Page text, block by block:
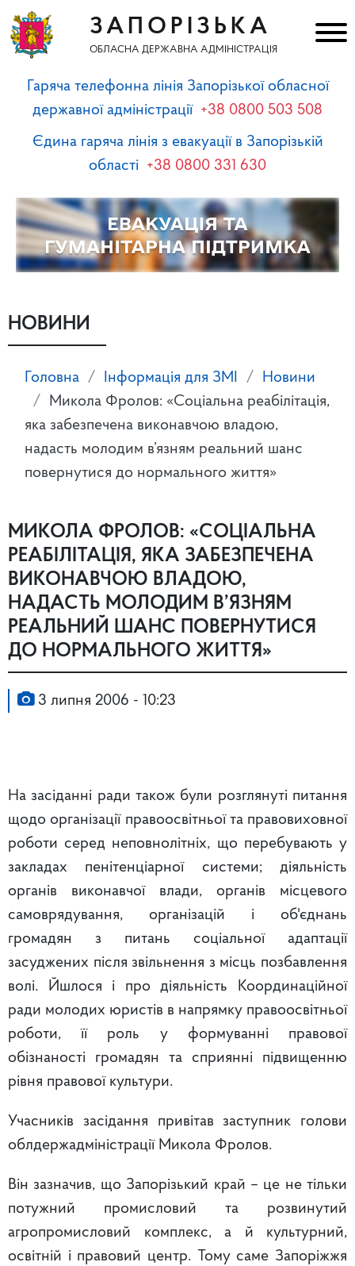
ЗАПОРІЗЬКА
ОБЛАСНА ДЕРЖАВНА АДМІНІСТРАЦІЯ
Гаряча телефонна лінія Запорізької обласної
державної адміністрації +38 0800 503 508
Єдина гаряча лінія з евакуації в Запорізькій
області +38 0800 331 630
НОВИНИ
Головна Інформація для ЗМІ
Новини
Микола Фролов: «Соціальна реабілітація,
яка забезпечена виконавчою владою,
надасть молодим в’язням реальний шанс
повернутися до нормального життя»
МИКОЛА ФРОЛОВ: «СОЦІАЛЬНА
РЕАБІЛІТАЦІЯ, ЯКА ЗАБЕЗПЕЧЕНА
ВИКОНАВЧОЮ ВЛАДОЮ,
НАДАСТЬ МОЛОДИМ В’ЯЗНЯМ
РЕАЛЬНИЙ ШАНС ПОВЕРНУТИСЯ
ДО НОРМАЛЬНОГО ЖИТТЯ»
3 липня 2006 - 10:23
На засіданні ради також були розглянуті питання
щодо організації правоосвітньої та правовиховної
роботи серед неповнолітніх, що перебувають у
закладах пенітенціарної системи; діяльність
органів виконавчої влади, органів місцевого
самоврядування, організацій і об'єднань
громадян з питань соціальної адаптації
засуджених після звільнення з місць позбавлення
волі. Йшлося і про діяльність Координаційної
ради молодих юристів в напрямку правоосвітньої
роботи, її роль у формуванні правової
обізнаності громадян та сприянні підвищенню
рівня правової культури.
Учасників засідання привітав заступник голови
облдержадміністрації Микола Фролов.
Він зазначив, що Запорізький край – це не тільки
потужний промисловий та розвинутий
агропромисловий комплекс, а й культурний,
освітній і правовий центр. Тому саме Запоріжжя